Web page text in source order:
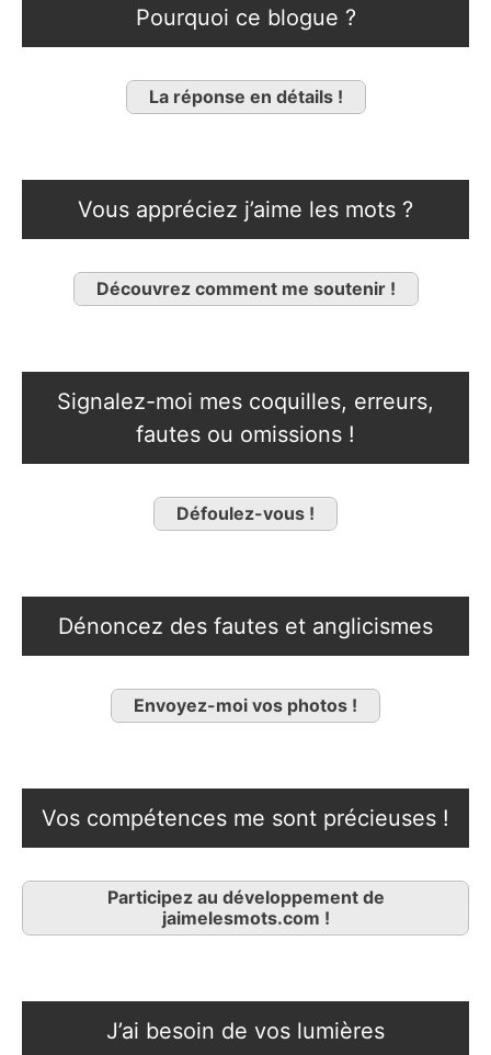
Pourquoi ce blogue ?
La réponse en détails !
Vous appréciez j’aime les mots ?
Découvrez comment me soutenir !
Signalez-moi mes coquilles, erreurs,
fautes ou omissions !
Défoulez-vous !
Dénoncez des fautes et anglicismes
Envoyez-moi vos photos !
Vos compétences me sont précieuses !
Participez au développement de
jaimelesmots.com !
J’ai besoin de vos lumières